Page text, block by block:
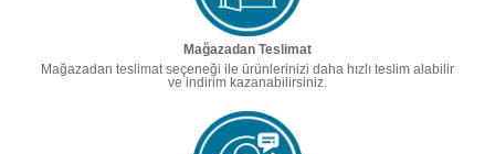
Mağazadan Teslimat
Mağazadan teslimat seçeneği ile ürünlerinizi daha hızlı teslim alabilir
ve indirim kazanabilirsiniz.